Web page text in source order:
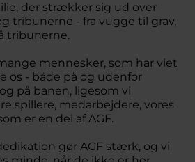
der strækker sig ud over
tribunerne - fra vugge til grav,
tribunerne.
mennesker, som har viet
os - både på og udenfor
på banen, ligesom vi
spillere, medarbejdere, vores
er en del af AGF.
gør AGF stærk, og vi